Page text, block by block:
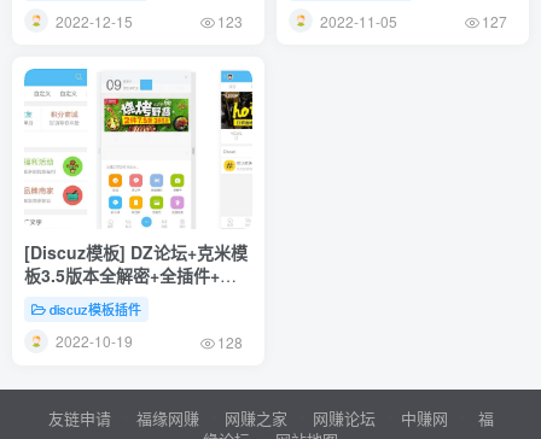
2022-12-15 123 2022-11-05 127
[Discuz模板] DZ论坛+克米模
板3.5版本全解密+全插件+教
discuz模板插件
2022-10-19 128
友链申请 福缘网赚 网赚之家 网赚论坛 中赚网
福